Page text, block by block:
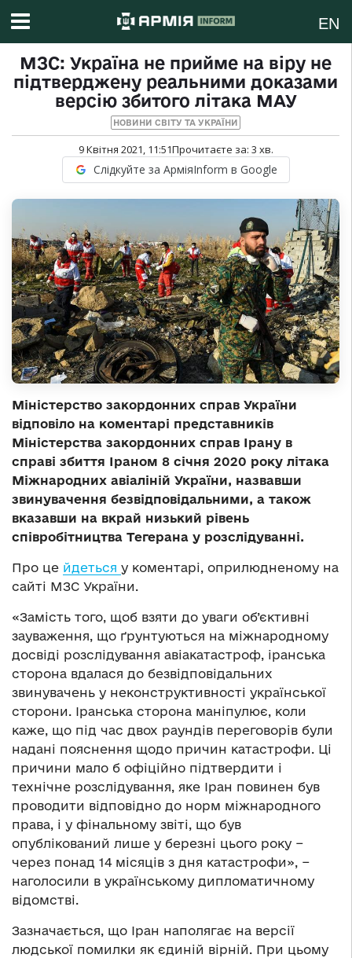
EN
МЗС: Україна не прийме на віру не
підтверджену реальними доказами
версію збитого літака МАУ
НОВИНИ СВІТУ ТА УКРАЇНИ
9 Квітня 2021, 11:51Прочитаєте за: 3 хв.
Слідкуйте за АрміяInform в Google
Міністерство закордонних справ України
відповіло на коментарі представників
Міністерства закордонних справ Ірану в
справі збиття Іраном 8 січня 2020 року літака
Міжнародних авіаліній України, назвавши
звинувачення безвідповідальними, а також
вказавши на вкрай низький рівень
співробітництва Тегерана у розслідуванні.
Про це йдеться у коментарі, оприлюдненому на
сайті МЗС України.
«Замість того, щоб взяти до уваги об’єктивні
зауваження, що ґрунтуються на міжнародному
досвіді розслідування авіакатастроф, іранська
сторона вдалася до безвідповідальних
звинувачень у неконструктивності української
сторони. Іранська сторона маніпулює, коли
каже, що під час двох раундів переговорів були
надані пояснення щодо причин катастрофи. Ці
причини мало б офіційно підтвердити і
технічне розслідування, яке Іран повинен був
проводити відповідно до норм міжнародного
права, і у фінальному звіті, що був
опублікований лише у березні цього року −
через понад 14 місяців з дня катастрофи», −
наголосили в українському дипломатичному
відомстві.
Зазначається, що Іран наполягає на версії
людської помилки як єдиній вірній. При цьому